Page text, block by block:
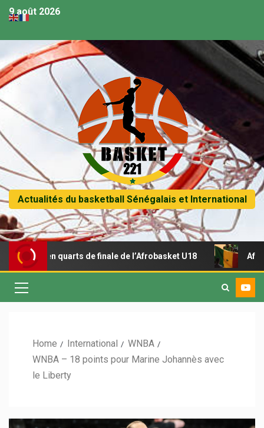
9 août 2026
Actualités du basketball Sénégalais et International
en quarts de finale de l’Afrobasket U18 Afrobasket
Home International
WNBA
WNBA – 18 points pour Marine Johannès avec
le Liberty